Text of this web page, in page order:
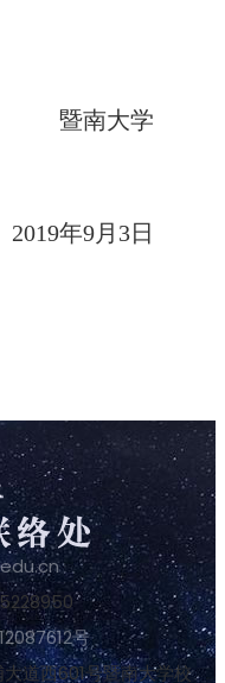
暨南大学
年9月 3日
号
道西601号暨南大学校